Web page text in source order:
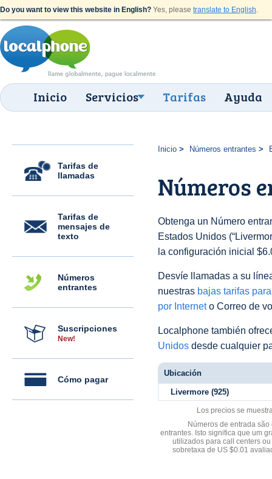
Do you want to view this website in English? Yes, please translate to English.
Inicio Servicios Tarifas Ayuda
Tarifas de
llamadas
Tarifas de
mensajes de
texto
Números
entrantes
Suscripciones
New!
Cómo pagar
Inicio Números entrantes
Números
Obtenga un Número
Estados Unidos
la configuración inicial
Desvíe llamadas a su
nuestras bajas tarifas
por Interneto Correo de
Localphone también
Unidos desde cualquier
Ubicación
Livermore (925)
Los precios se
Números de entrada
entrantes. Isto significa que um
utilizados para call centers
sobretaxa de US $0.01